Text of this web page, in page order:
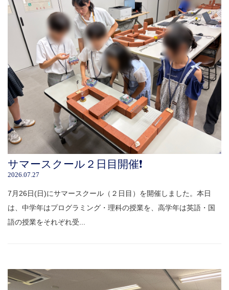
サマースクール２日目開催❗️
2026.07.27
7月26日(日)にサマースクール（２日目）を開催しました。本日
は、中学年はプログラミング・理科の授業を、高学年は英語・国
語の授業をそれぞれ受...